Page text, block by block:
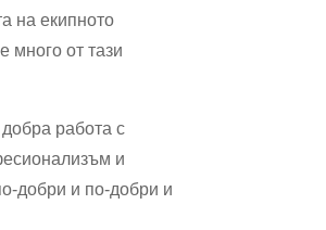
на екипното
много от тази
работа с
и
добри и по-добри и